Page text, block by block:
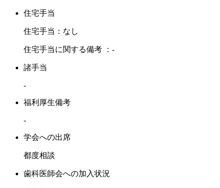
住宅手当
住宅手当：なし
住宅手当に関する備考 ：-
諸手当
-
福利厚生備考
-
学会への出席
都度相談
歯科医師会への加入状況